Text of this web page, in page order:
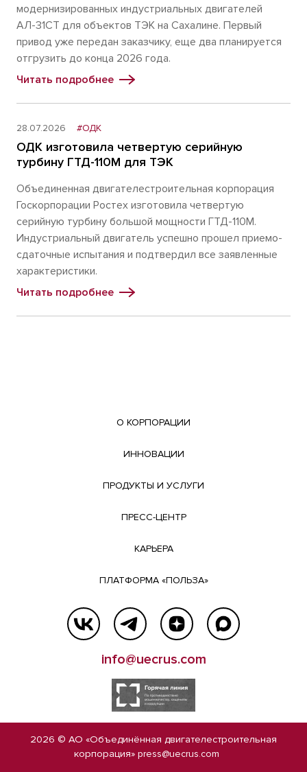
модернизированных индустриальных двигателей
АЛ-31СТ для объектов ТЭК на Сахалине. Первый
привод уже передан заказчику, еще два планируется
отгрузить до конца 2026 года.
Читать подробнее
28.07.2026 #ОДК
ОДК изготовила четвертую серийную
турбину ГТД-110М для ТЭК
Объединенная двигателестроительная корпорация
Госкорпорации Ростех изготовила четвертую
серийную турбину большой мощности ГТД-110М.
Индустриальный двигатель успешно прошел приемо-
сдаточные испытания и подтвердил все заявленные
характеристики.
Читать подробнее
О КОРПОРАЦИИ
ИННОВАЦИИ
ПРОДУКТЫ И УСЛУГИ
ПРЕСС-ЦЕНТР
КАРЬЕРА
ПЛАТФОРМА «ПОЛЬЗА»
info@uecrus.com
2026 © АО «Объединённая двигателестроительная
корпорация» press@uecrus.com